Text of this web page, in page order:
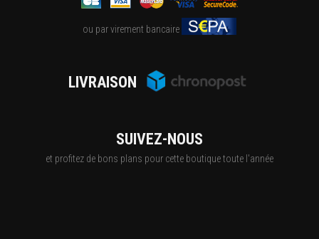
ou par virement bancaire
LIVRAISON
SUIVEZ-NOUS
et profitez de bons plans pour cette boutique toute l'année